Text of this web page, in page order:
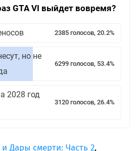
GTA VI выйдет вовремя?
2385 голосов, 20.2%
но не
6299 голосов, 53.4%
2028 год
3120 голосов, 26.4%
Дары смерти: Часть 2,